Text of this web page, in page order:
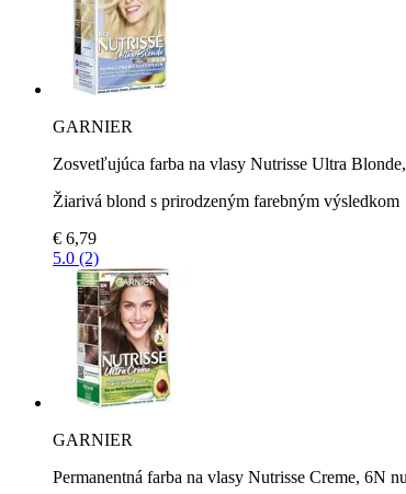
GARNIER
Zosvetľujúca farba na vlasy Nutrisse Ultra
Žiarivá blond s prirodzeným farebným výsledkom
€ 6,79
5.0 (2)
GARNIER
Permanentná farba na vlasy Nutrisse Creme, 6N